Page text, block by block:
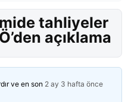
tahliyeler
açıklama
ve en son 2 ay 3 hafta önce